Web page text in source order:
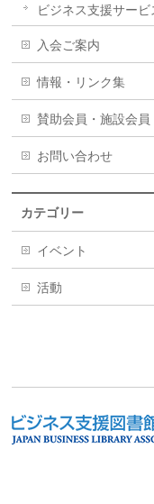
ビジネス支援サー
入会ご案内
情報・リンク集
賛助会員・施設会員
お問い合わせ
カテゴリー
イベント
活動